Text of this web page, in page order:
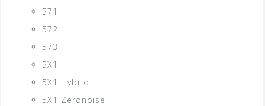
571
572
573
5X1
5X1 Hybrid
5X1 Zeronoise